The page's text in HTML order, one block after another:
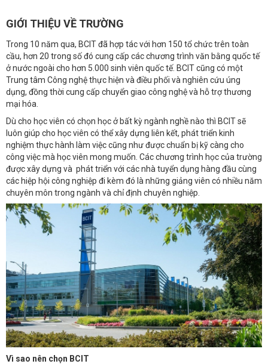
GIỚI THIỆU VỀ TRƯỜNG
Trong 10 năm qua, BCIT đã hợp tác với hơn 150 tổ chức trên toàn
cầu, hơn 20 trong số đó cung cấp các chương trình văn bằng quốc tế
ở nước ngoài cho hơn 5.000 sinh viên quốc tế. BCIT cũng có một
Trung tâm Công nghệ thực hiện và điều phối và nghiên cứu úng
dụng, đồng thời cung cấp chuyển giao công nghệ và hỗ trợ thương
mại hóa.
Dù cho học viên có chọn học ở bất kỳ ngành nghề nào thì BCIT sẽ
luôn giúp cho học viên có thể xây dựng liên kết, phát triển kinh
nghiệm thực hành làm việc cũng như được chuẩn bị kỹ càng cho
công việc mà học viên mong muốn. Các chương trình học của trường
được xây dựng và phát triển với các nhà tuyển dụng hàng đầu cùng
các hiệp hội công nghiệp đi kèm đó là những giảng viên có nhiều năm
chuyên môn trong ngành và chỉ định chuyên nghiệp.
Vì sao nên chọn BCIT